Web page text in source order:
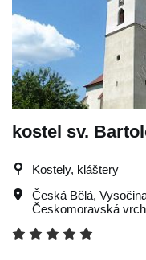
kostel sv.
Kostely, kláštery
Česká Bělá,
Českomoravská